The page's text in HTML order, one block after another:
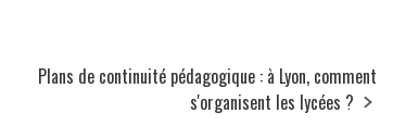
Plans de continuité pédagogique : à Lyon, comment
s'organisent les lycées ?